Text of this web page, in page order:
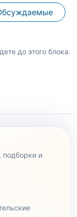
до этого блока.
подборки и